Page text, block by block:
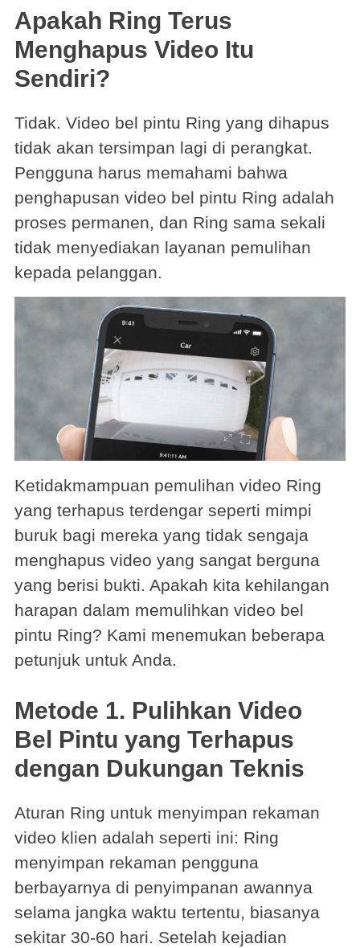
Apakah Ring Terus
Menghapus Video Itu
Sendiri?
Tidak. Video bel pintu Ring yang dihapus
tidak akan tersimpan lagi di perangkat.
Pengguna harus memahami bahwa
penghapusan video bel pintu Ring adalah
proses permanen, dan Ring sama sekali
tidak menyediakan layanan pemulihan
kepada pelanggan.
Ketidakmampuan pemulihan video Ring
yang terhapus terdengar seperti mimpi
buruk bagi mereka yang tidak sengaja
menghapus video yang sangat berguna
yang berisi bukti. Apakah kita kehilangan
harapan dalam memulihkan video bel
pintu Ring? Kami menemukan beberapa
petunjuk untuk Anda.
Metode 1. Pulihkan Video
Bel Pintu yang Terhapus
dengan Dukungan Teknis
Aturan Ring untuk menyimpan rekaman
video klien adalah seperti ini: Ring
menyimpan rekaman pengguna
berbayarnya di penyimpanan awannya
selama jangka waktu tertentu, biasanya
sekitar 30-60 hari. Setelah kejadian